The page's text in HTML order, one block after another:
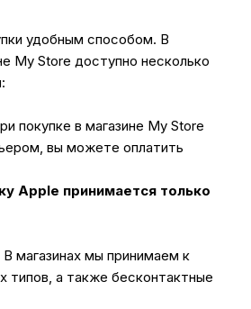
удобным способом. В
My Store доступно несколько
покупке в магазине My Store
вы можете оплатить
Apple принимается только
В магазинах мы принимаем к
типов, а также бесконтактные